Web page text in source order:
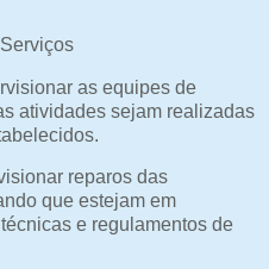
as equipes de
atividades sejam realizadas
reparos das
que estejam em
e regulamentos de